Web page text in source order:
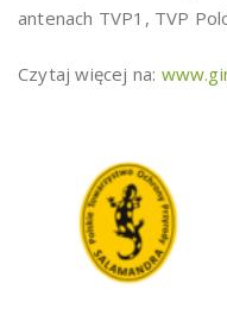
antenach TVP1, TVP
Czytaj więcej na: